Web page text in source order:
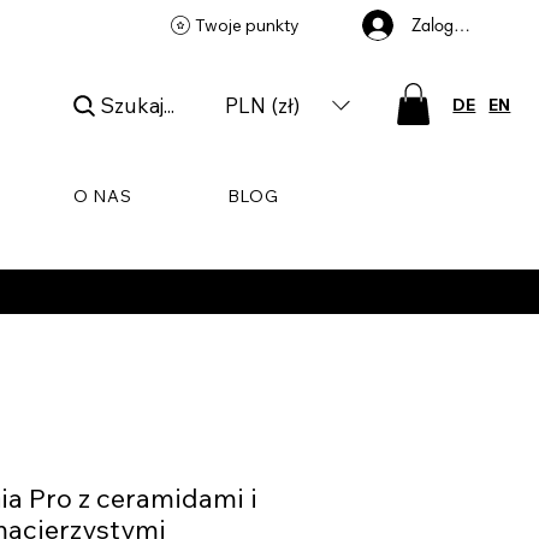
Twoje punkty Zaloguj się
Szukaj... PLN (zł) DE EN
O NAS BLOG
Pro z ceramidami i